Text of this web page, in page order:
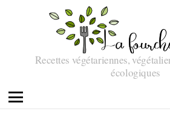
Recettes végétariennes,
écologiques
Menu